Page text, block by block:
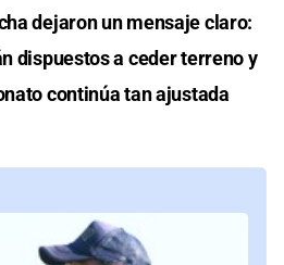
dejaron un mensaje claro:
dispuestos a ceder terreno y
continúa tan ajustada